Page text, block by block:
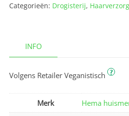
Categorieën: Drogisterij,
INFO
Volgens Retailer Veganistisch ?
Merk
Hema